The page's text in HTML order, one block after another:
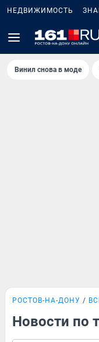
НЕДВИЖИМОСТЬ
Винил снова в моде
РОСТОВ-НА-ДОНУ
Новости по